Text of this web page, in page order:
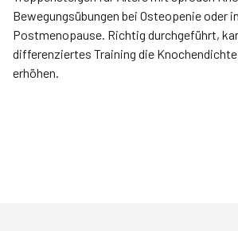
Bewegungsübungen bei Osteopenie oder
Postmenopause. Richtig durchgeführt,
differenziertes Training die
erhöhen.